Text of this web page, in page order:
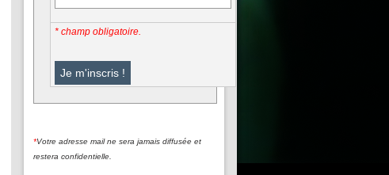
* champ obligatoire.
*Votre adresse mail ne sera jamais diffusée et
restera confidentielle.